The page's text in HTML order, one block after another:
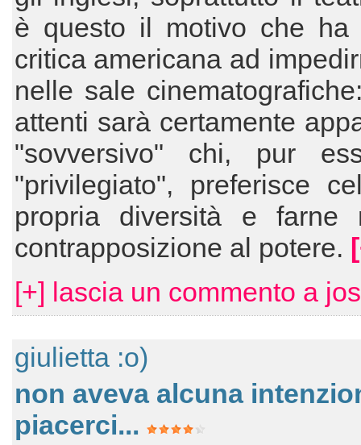
è questo il motivo che ha
critica americana ad
nelle sale
attenti sarà certamente
"sovversivo" chi, pur
"privilegiato", preferisce
propria diversità e farne
contrapposizione al potere.
[+] lascia un commento a
giulietta :o)
non aveva alcuna
piacerci...